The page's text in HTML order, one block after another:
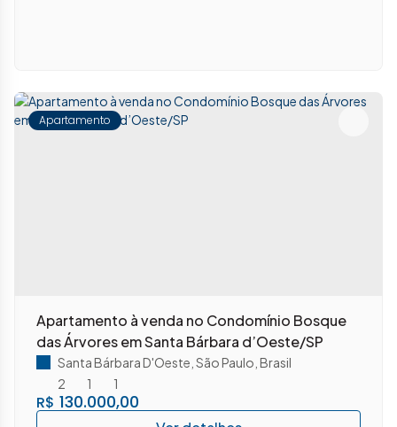
Apartamento
Apartamento à venda no Condomínio Bosque
das Árvores em Santa Bárbara d’Oeste/SP
R$ 130.000,00
Santa Bárbara D'Oeste São Paulo Brasil
2
1 1